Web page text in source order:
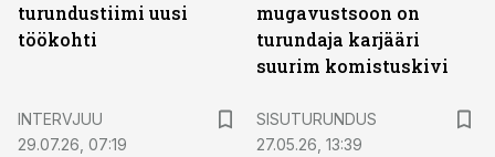
turundustiimi uusi
töökohti
mugavustsoon on
turundaja karjääri
suurim komistuskivi
INTERVJUU
29.07.26, 07:19
SISUTURUNDUS
27.05.26, 13:39